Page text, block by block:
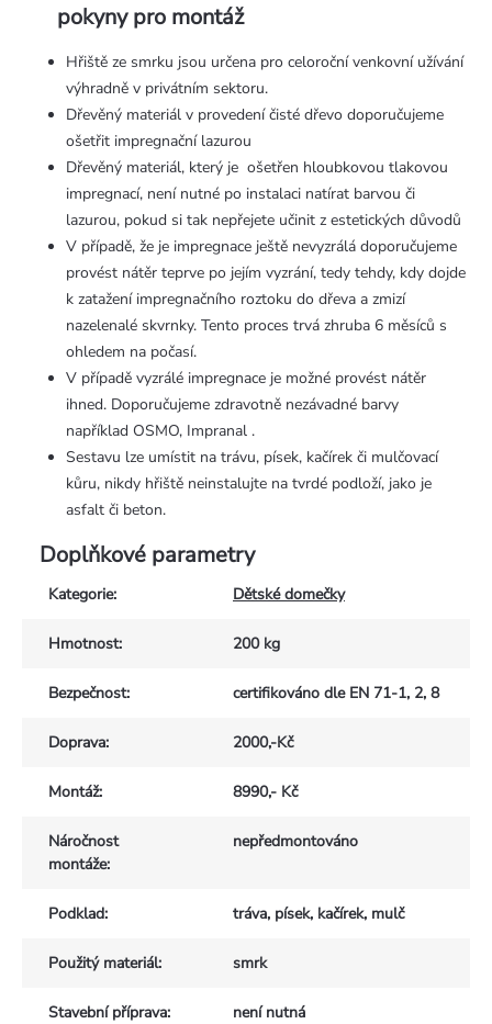
pokyny pro montáž
Hřiště ze smrku jsou určena pro celoroční venkovní užívání
výhradně v privátním sektoru.
Dřevěný materiál v provedení čisté dřevo doporučujeme
ošetřit impregnační lazurou
Dřevěný materiál, který je ošetřen hloubkovou tlakovou
impregnací, není nutné po instalaci natírat barvou či
lazurou, pokud si tak nepřejete učinit z estetických důvodů
V případě, že je impregnace ještě nevyzrálá doporučujeme
provést nátěr teprve po jejím vyzrání, tedy tehdy, kdy dojde
k zatažení impregnačního roztoku do dřeva a zmizí
nazelenalé skvrnky. Tento proces trvá zhruba 6 měsíců s
ohledem na počasí.
V případě vyzrálé impregnace je možné provést nátěr
ihned. Doporučujeme zdravotně nezávadné barvy
například OSMO, Impranal .
Sestavu lze umístit na trávu, písek, kačírek či mulčovací
kůru, nikdy hřiště neinstalujte na tvrdé podloží, jako je
asfalt či beton.
Doplňkové parametry
Kategorie: Dětské domečky
Hmotnost: 200 kg
Bezpečnost: certifikováno dle EN 71-1, 2, 8
Doprava: 2000,-Kč
Montáž: 8990,- Kč
Náročnost
montáže:
nepředmontováno
Podklad: tráva, písek, kačírek, mulč
Použitý materiál: smrk
Stavební příprava: není nutná